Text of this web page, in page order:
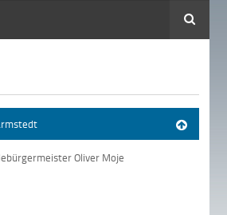
Suche
Oliver Moje